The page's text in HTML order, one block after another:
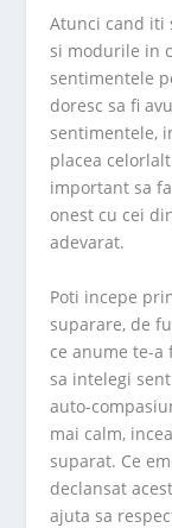
Atunci cand iti
si modurile in
sentimentele
doresc sa fi
sentimentele,
placea
important sa
onest cu cei
adevarat.
Poti incepe
suparare, de
ce anume te-
sa intelegi
auto-
mai calm,
suparat. Ce
declansat
ajuta sa